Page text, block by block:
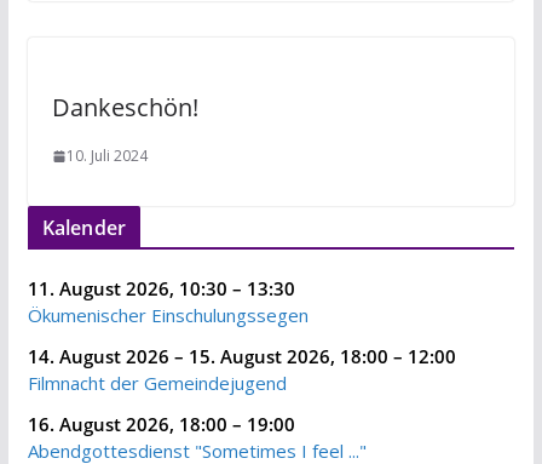
Dankeschön!
10. Juli 2024
Kalender
11. August 2026, 10:30 – 13:30
Ökumenischer Einschulungssegen
14. August 2026 – 15. August 2026, 18:00 – 12:00
Filmnacht der Gemeindejugend
16. August 2026, 18:00 – 19:00
Abendgottesdienst "Sometimes I feel ..."